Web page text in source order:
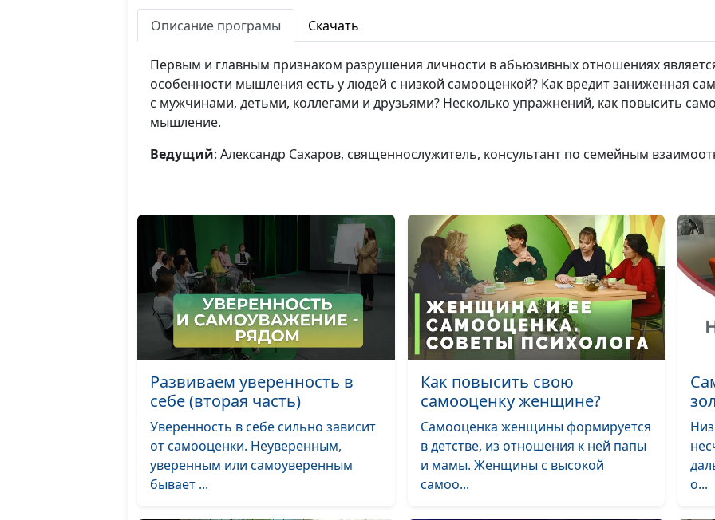
Можно ли
отношения с
абьюзером?
насилие
Как
свою личность
после
с абьюзером?
Почему так
сложно уйти от
абьюзера?
Абьюзинг: как
выключить
эмоции и
включить
Описание програмы Скачать
Первым и главным признаком разрушения личности в абьюзивных отношениях
особенности мышления есть у людей с низкой самооценкой? Как вредит заниженная
с мужчинами, детьми, коллегами и друзьями? Несколько упражнений, как повысить
мышление.
Ведущий: Александр Сахаров, священнослужитель, консультант по семейным
Развиваем уверенность в
себе (вторая часть)
Уверенность в себе сильно зависит
от самооценки. Неуверенным,
уверенным или самоуверенным
бывает ...
Как повысить свою
самооценку женщине?
Самооценка женщины формируется
в детстве, из отношения к ней папы
и мамы. Женщины с высокой
самоо...
о...